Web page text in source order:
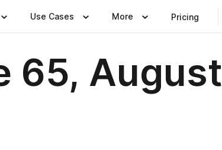
Use Cases More Pricing
65, August